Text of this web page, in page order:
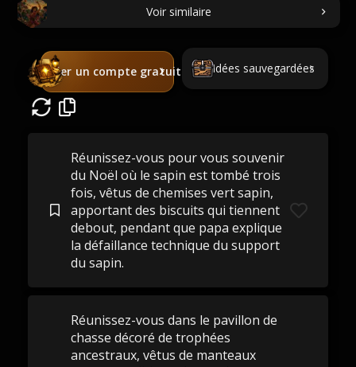
Voir similaire
Créer un compte gratuit Idées sauvegardées
Réunissez-vous pour vous souvenir
du Noël où le sapin est tombé trois
fois, vêtus de chemises vert sapin,
apportant des biscuits qui tiennent
debout, pendant que papa explique
la défaillance technique du support
du sapin.
Réunissez-vous dans le pavillon de
chasse décoré de trophées
ancestraux, vêtus de manteaux